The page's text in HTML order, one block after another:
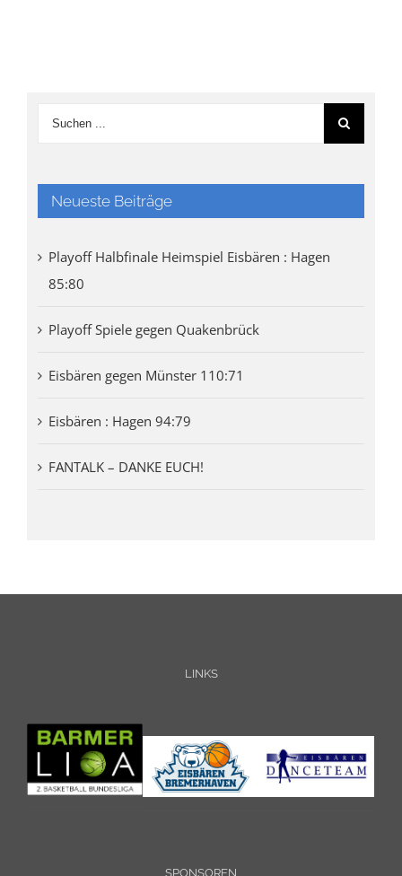
Neueste Beiträge
Playoff Halbfinale Heimspiel Eisbären : Hagen
85:80
Playoff Spiele gegen Quakenbrück
Eisbären gegen Münster 110:71
Eisbären : Hagen 94:79
FANTALK – DANKE EUCH!
LINKS
SPONSOREN